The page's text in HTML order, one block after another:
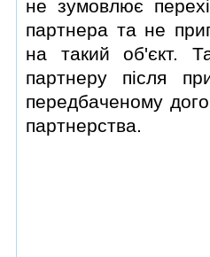
не зумовлює
партнера та не
на такий об'єкт.
партнеру пiсля
передбаченому
партнерства.